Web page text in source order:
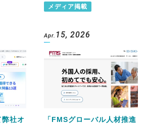
メディア掲載
社オ
Apr. 15, 2026
「FMSグローバル人材推進